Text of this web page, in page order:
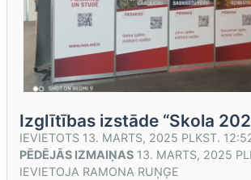
Izglītības izstāde “Skola
IEVIETOTS 13. MARTS, 2025 PLKST.
PĒDĒJĀS IZMAIŅAS 13. MARTS, 2025
IEVIETOJA RAMONA RUŅĢE